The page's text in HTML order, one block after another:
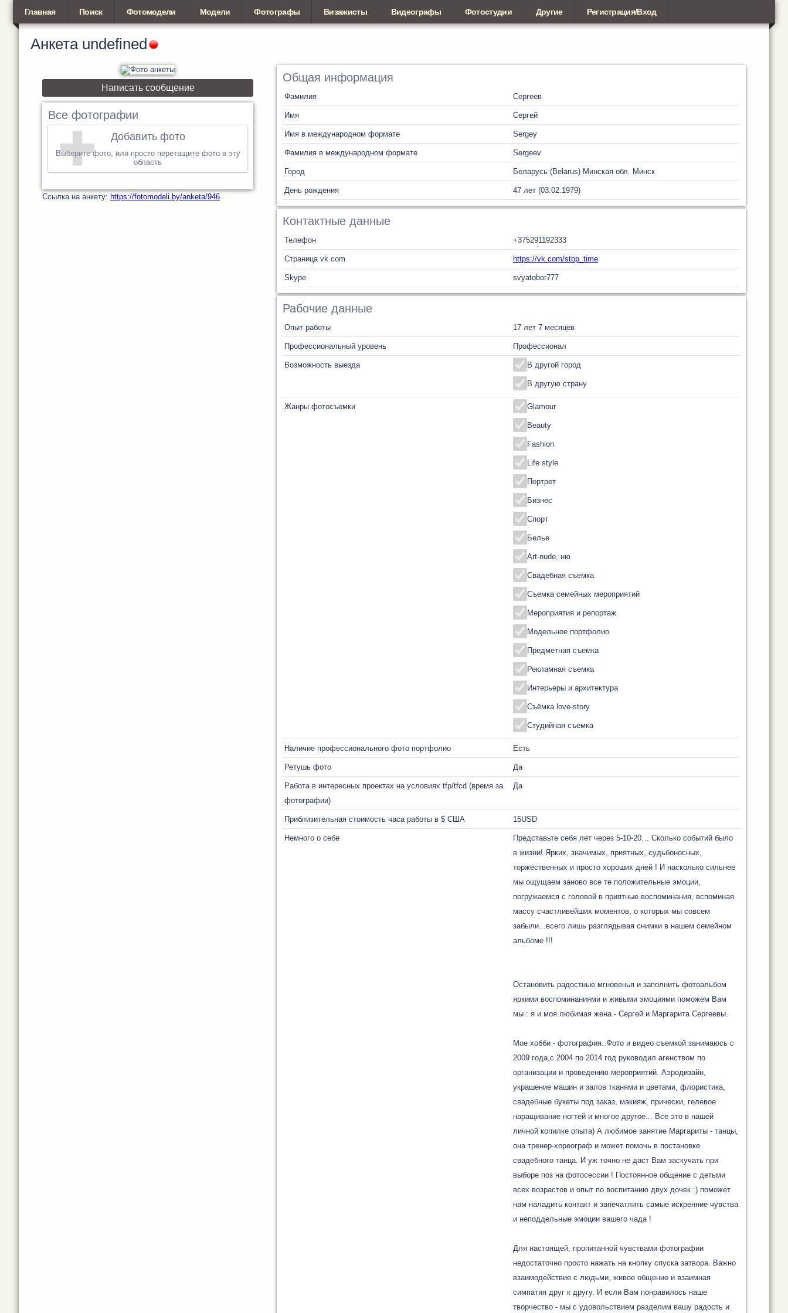
Главная Поиск Фотомодели Модели Фотографы Визажисты Видеографы Фотостудии Другие Регистрация/Вход
Анкета undefined
Написать сообщение
Все фотографии
Добавить фото
Выберите фото, или просто перетащите фото в эту
область
Cсылка на анкету: https://fotomodeli.by/anketa/946
Общая информация
Фамилия Сергеев
Имя Сергей
Имя в международном формате Sergey
Фамилия в международном формате Sergeev
Город Беларусь (Belarus) Минская обл. Минск
День рождения 47 лет (03.02.1979)
Контактные данные
Телефон +375291192333
Страница vk.com https://vk.com/stop_time
Skype svyatobor777
Рабочие данные
Опыт работы 17 лет 7 месяцев
Профессиональный уровень Профессионал
Возможность выезда В другой город
В другую страну
Жанры фотосъемки Glamour
Beauty
Fashion
Life style
Портрет
Бизнес
Спорт
Белье
Art-nude, ню
Свадебная съемка
Съемка семейных мероприятий
Мероприятия и репортаж
Модельное портфолио
Предметная съемка
Рекламная съемка
Интерьеры и архитектура
Съёмка love-story
Студийная съемка
Наличие профессионального фото портфолио Есть
Ретушь фото Да
Работа в интересных проектах на условиях tfp/tfcd (время за
фотографии)
Да
Приблизительная стоимость часа работы в $ США 15USD
Немного о себе
Представьте себя лет через 5-10-20… Сколько событий было
в жизни! Ярких, значимых, приятных, судьбоносных,
торжественных и просто хороших дней ! И насколько сильнее
мы ощущаем заново все те положительные эмоции,
погружаемся с головой в приятные воспоминания, вспоминая
массу счастливейших моментов, о которых мы совсем
забыли...всего лишь разглядывая снимки в нашем семейном
альбоме !!!
Остановить радостные мгновенья и заполнить фотоальбом
яркими воспоминаниями и живыми эмоциями поможем Вам
мы : я и моя любимая жена - Сергей и Маргарита Сергеевы.
Мое хобби - фотография..Фото и видео съемкой занимаюсь с
2009 года,с 2004 по 2014 год руководил агенством по
организации и проведению мероприятий. Аэродизайн,
украшение машин и залов тканями и цветами, флористика,
свадебные букеты под заказ, макияж, прически, гелевое
наращивание ногтей и многое другое... Все это в нашей
личной копилке опыта) А любимое занятие Маргариты - танцы,
она тренер-хореограф и может помочь в постановке
свадебного танца. И уж точно не даст Вам заскучать при
выборе поз на фотосессии ! Постоянное общение с детьми
всех возрастов и опыт по воспитанию двух дочек :) поможет
нам наладить контакт и запечатлить самые искренние чувства
и неподдельные эмоции вашего чада !
Для настоящей, пропитанной чувствами фотографии
недостаточно просто нажать на кнопку спуска затвора. Важно
взаимодействие с людьми, живое общение и взаимная
симпатия друг к другу. И если Вам понравилось наше
творчество - мы с удовольствием разделим вашу радость и